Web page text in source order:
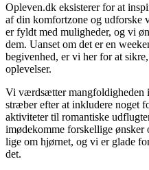
Opleven.dk eksisterer for at
af din komfortzone og udforske
er fyldt med muligheder, og vi
dem. Uanset om det er en
begivenhed, er vi her for at
oplevelser.
Vi værdsætter mangfoldigheden
stræber efter at inkludere noget
aktiviteter til romantiske
imødekomme forskellige
lige om hjørnet, og vi er glade
det.